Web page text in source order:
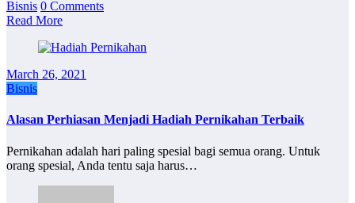
Bisnis 0 Comments
Read More
March 26, 2021
Bisnis
Alasan Perhiasan Menjadi Hadiah Pernikahan Terbaik
Pernikahan adalah hari paling spesial bagi semua orang. Untuk
orang spesial, Anda tentu saja harus…